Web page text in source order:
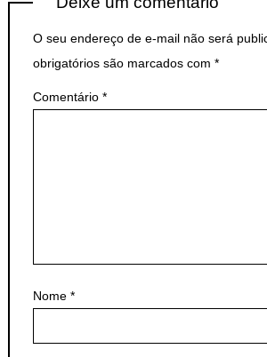
O seu endereço de e-mail não será
obrigatórios são marcados com *
Comentário *
Nome *